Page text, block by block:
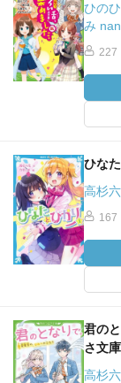
ひの
み
227
ひな
高杉
167
君の
さ文
高杉